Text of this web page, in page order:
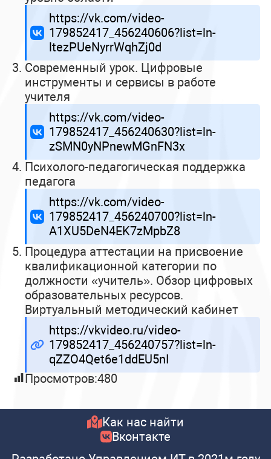
https://vk.com/video-
179852417_456240606?list=ln-
ltezPUeNyrrWqhZj0d
Современный урок. Цифровые
инструменты и сервисы в работе
учителя
https://vk.com/video-
179852417_456240630?list=ln-
zSMN0yNPnewMGnFN3x
Психолого-педагогическая поддержка
педагога
https://vk.com/video-
179852417_456240700?list=ln-
A1XU5DeN4EK7zMpbZ8
Процедура аттестации на присвоение
квалификационной категории по
должности «учитель». Обзор цифровых
образовательных ресурсов.
Виртуальный методический кабинет
https://vkvideo.ru/video-
179852417_456240757?list=ln-
qZZO4Qet6e1ddEU5nI
Просмотров:480
Как нас найти
Вконтакте